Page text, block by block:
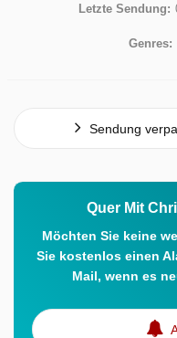
Letzte Sendung:
Genres:
Sendung
Quer Mit
Möchten Sie keine
Sie kostenlos einen
Mail, wenn es